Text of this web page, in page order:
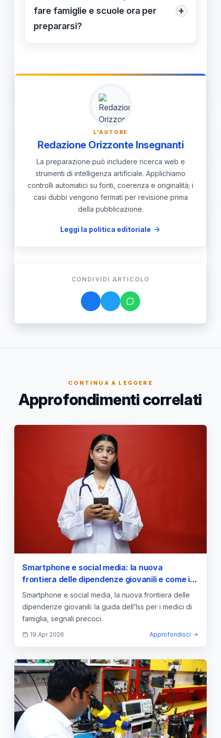
(40%) nell’età esclusiva.
coordinata con scuola, patologie
croniche e accesso a servizi di
telemedicina.
vigore; i riferimenti ufficiali saranno
pubblicati dal Ministero della Salute.
fare famiglie e scuole ora per
prepararsi?
+
Per prepararsi: verifica la continuità
dati anagrafici presso l’ASL; informati
sui servizi delle Case della Comunità
e coordina con la scuola per visite e
gestione di patologie.
L'AUTORE
Redazione Orizzonte Insegnanti
La preparazione può includere ricerca web e
strumenti di intelligenza artificiale. Applichiamo
controlli automatici su fonti, coerenza e originalità; i
casi dubbi vengono fermati per revisione prima
della pubblicazione.
Leggi la politica editoriale
CONDIVIDI ARTICOLO
CONTINUA A LEGGERE
Approfondimenti correlati
Smartphone e social media: la nuova
frontiera delle dipendenze giovanili e come i
medici di famiglia possono intervenire
Smartphone e social media, la nuova frontiera delle
dipendenze giovanili: la guida dell’Iss per i medici di
famiglia, segnali precoci.
19 Apr 2026 Approfondisci